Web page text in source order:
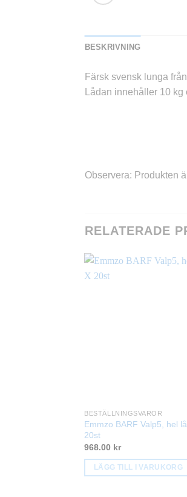
BESKRIVNING
Färsk svensk lunga
Lådan innehåller 10
Observera: Produkten
RELATERADE
BESTÄLLNINGSVAROR
Emmzo BARF Valp5, hel
20st
968.00 kr
LÄGG TILL I VARUKORG